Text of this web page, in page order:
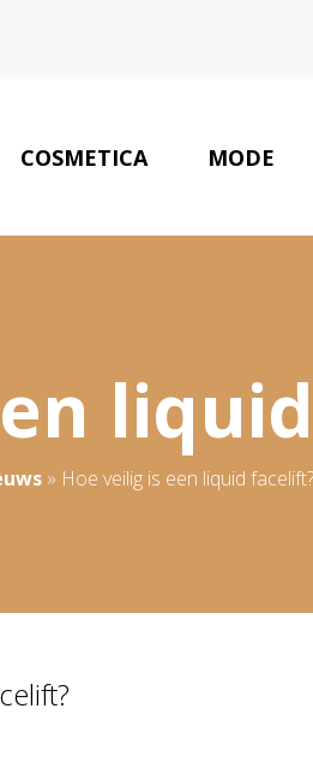
COSMETICA MODE
» Hoe veilig is een liquid facelift?